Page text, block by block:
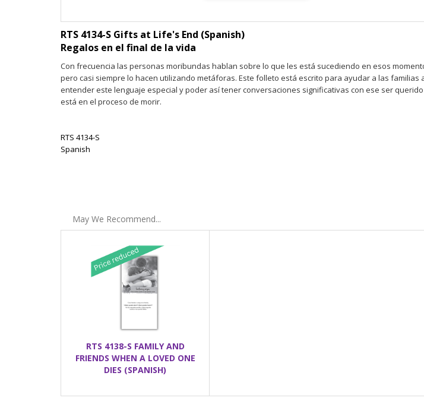
RTS 4134-S Gifts at Life's End (Spanish)
Regalos en el final de la vida
Con frecuencia las personas moribundas hablan sobre lo que les está sucediendo en esos
pero casi siempre lo hacen utilizando metáforas. Este folleto está escrito para ayudar a las familias
entender este lenguaje especial y poder así tener conversaciones significativas con ese ser
está en el proceso de morir.
RTS 4134-S
Spanish
May We Recommend...
RTS 4138-S FAMILY AND
FRIENDS WHEN A LOVED ONE
DIES (SPANISH)